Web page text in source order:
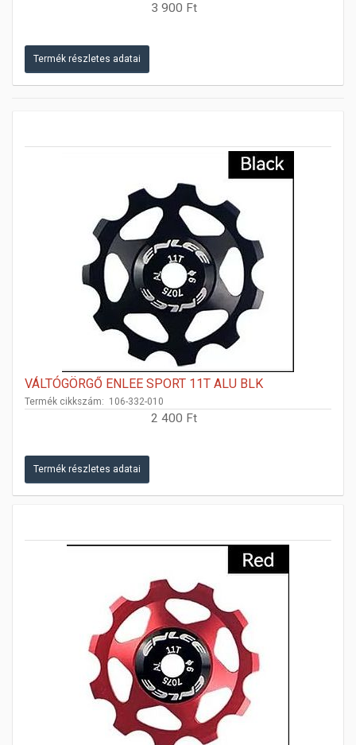
3 900 Ft
Termék részletes adatai
VÁLTÓGÖRGŐ ENLEE SPORT 11T ALU BLK
Termék cikkszám: 106-332-010
2 400 Ft
Termék részletes adatai